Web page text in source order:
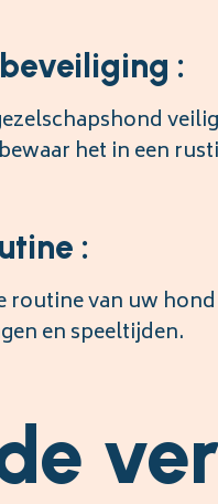
:
het in een
:
routine van uw
en speeltijden.